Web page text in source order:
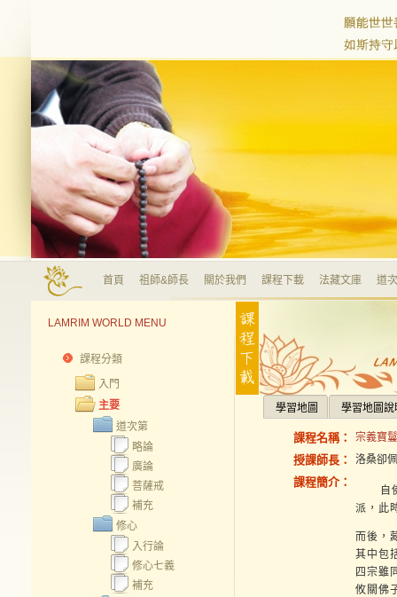
首頁 祖師&師長 關於我們 課程下載 法藏文庫 道
LAMRIM WORLD MENU
課程分類
入門
主要
道次第
略論
廣論
菩薩戒
補充
修心
入行論
修心七義
補充
學習地圖 學習地圖說
課程名稱： 宗義寶
授課師長： 洛桑卻
課程簡介：
自佛
派，此
而後，
其中包
四宗雖
攸關佛